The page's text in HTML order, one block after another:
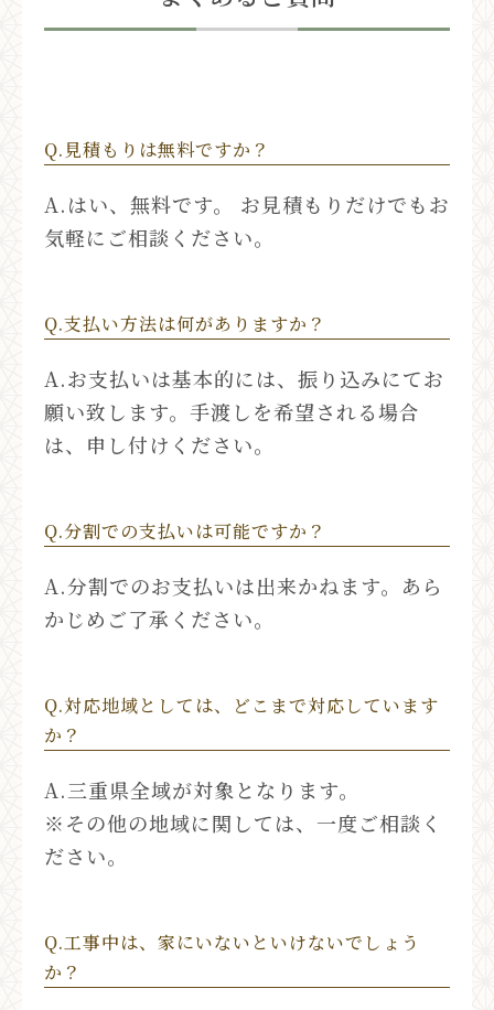
Q.見積もりは無料ですか？
A.はい、無料です。 お見積もりだけでもお
気軽にご相談ください。
Q.支払い方法は何がありますか？
A.お支払いは基本的には、振り込みにてお
願い致します。手渡しを希望される場合
は、申し付けください。
Q.分割での支払いは可能ですか？
A.分割でのお支払いは出来かねます。あら
かじめご了承ください。
Q.対応地域としては、どこまで対応しています
か？
A.三重県全域が対象となります。
※その他の地域に関しては、一度ご相談く
ださい。
Q.工事中は、家にいないといけないでしょう
か？